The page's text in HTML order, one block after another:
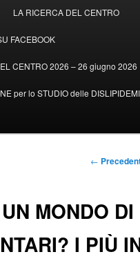
LA RICERCA DEL CENTRO
FACEBOOK
CENTRO 2026 – 26 giugno 2026
per lo STUDIO delle
Navigazione
←
MONDO DI
I PIÙ